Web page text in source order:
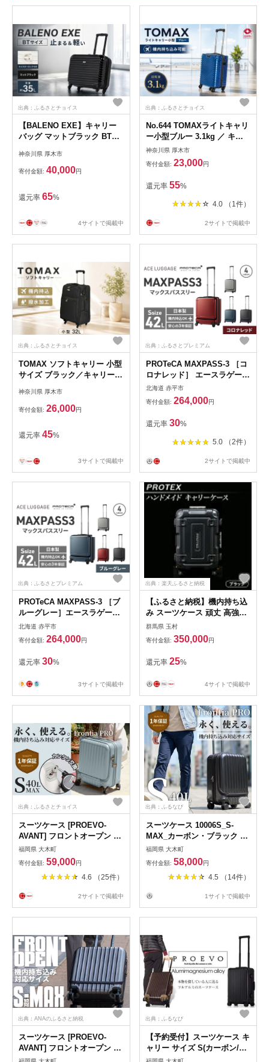
出典：ふるさとチョイス
【BALENO EXE】キャリー
バッグ マットブラック BTサ
神奈川県 厚木市
寄付金額: 40,000円
還元率 65%
4サイトで掲載中
出典：ふるさとチョイス
No.644 TOMAXライトキャリ
ー小型ブルー 3.1kg ／ キャ
リーバック スーツケース カ
バン 神奈川県
神奈川県 厚木市
寄付金額: 23,000円
還元率 55%
4.0 （1件）
2サイトで掲載中
出典：ふるさとチョイス
TOMAX ソフトキャリー 小型
サイズ ブラック／キャリーバ
神奈川県 厚木市
寄付金額: 26,000円
還元率 45%
3サイトで掲載中
出典：ふるさとプレミアム
PROTeCA MAXPASS-3 ［コ
ロナレッド］ エースラゲージ
スーツケース キャリーケース
[NO.02961（10）] プロテカ
マックスパス 旅 キャリー か
ばん バッグ 国産 日本製 抗ウ
イルス仕様 北海道 赤平市
北海道 赤平市
寄付金額: 264,000円
還元率 30%
5.0 （2件）
2サイトで掲載中
出典：ふるさとプレミアム
PROTeCA MAXPASS-3 ［ブ
ルーグレー］エースラゲージ
スーツケース キャリーケース
[NO.02961（03）] プロテカ
マックスパス 旅 キャリー か
ばん バッグ 国産 日本製 抗ウ
イルス仕様 北海道 赤平市
北海道 赤平市
寄付金額: 264,000円
還元率 30%
3サイトで掲載中
出典：楽天ふるさと納税
【ふるさと納税】機内持ち込
み スーツケース 頑丈 高強度
PROTEX プロテックス 27L
ハンドメイド キャリーケース
【PROTEX】（色：ブラッ
群馬県 玉村
寄付金額: 350,000円
還元率 25%
4サイトで掲載中
出典：ふるさとチョイス
スーツケース [PROEVO-
AVANT] フロントオープン ス
ーツケース 機内持ち込み対応
ストッパー付き S-MAX 選べ
るカラー展開 [10006S] 福岡
県 大木町 株式会社 レクサス
福岡県 大木町
寄付金額: 59,000円
4.6 （25件）
2サイトで掲載中
出典：ふるなび
スーツケース 10006S_S-
MAX_カーボン・ブラック キ
ャリーケース FN-Limited-PR
福岡県 大木町
寄付金額: 58,000円
4.5 （14件）
1サイトで掲載中
出典：ANAのふるさと納税
スーツケース [PROEVO-
AVANT] フロントオープン ス
ーツケース 機内持ち込み対応
出典：ふるなび
【予約受付】スーツケース キ
ャリー サイズ S(カーボン/シ
ルバー) [PROEVO] [30001]